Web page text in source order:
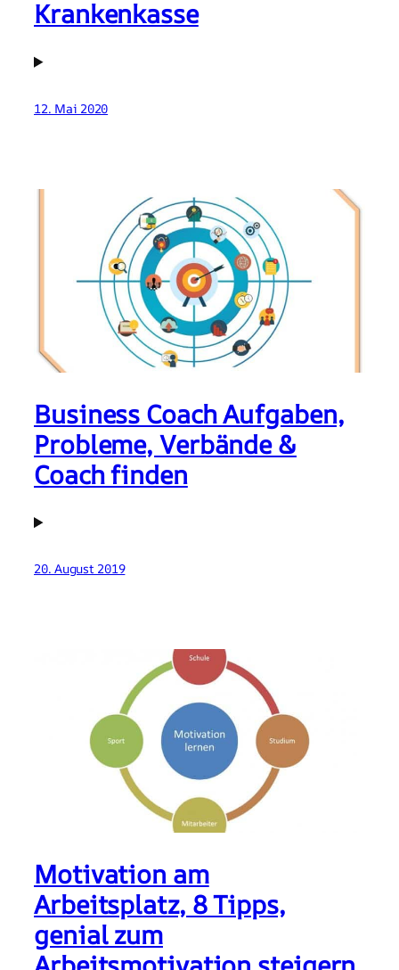
Krankenkasse
12. Mai 2020
Business Coach Aufgaben,
Probleme, Verbände &
Coach finden
20. August 2019
Motivation am
Arbeitsplatz, 8 Tipps,
genial zum